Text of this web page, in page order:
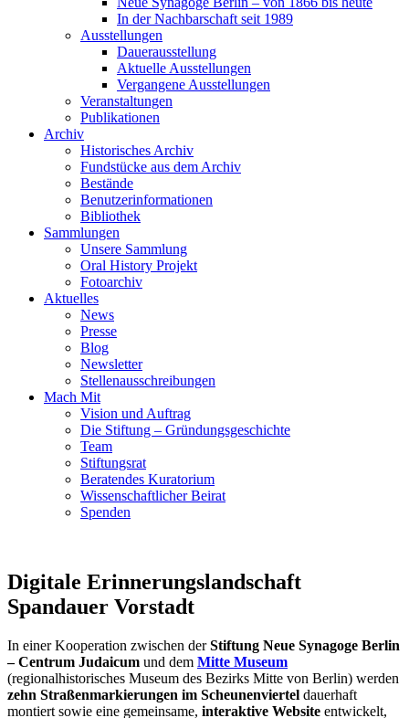
In der Nachbarschaft seit 1989
Ausstellungen
Dauerausstellung
Aktuelle Ausstellungen
Vergangene Ausstellungen
Veranstaltungen
Publikationen
Archiv
Historisches Archiv
Fundstücke aus dem Archiv
Bestände
Benutzerinformationen
Bibliothek
Sammlungen
Unsere Sammlung
Oral History Projekt
Fotoarchiv
Aktuelles
News
Presse
Blog
Newsletter
Stellenausschreibungen
Mach Mit
Vision und Auftrag
Die Stiftung – Gründungsgeschichte
Team
Stiftungsrat
Beratendes Kuratorium
Wissenschaftlicher Beirat
Spenden
Digitale Erinnerungslandschaft
Spandauer Vorstadt
In einer Kooperation zwischen derStiftung Neue Synagoge Berlin
– Centrum Judaicum und dem Mitte Museum
(regionalhistorisches Museum des Bezirks Mitte von Berlin) werden
zehn Straßenmarkierungen im Scheunenviertel dauerhaft
montiert sowie eine gemeinsame, interaktive Website entwickelt,